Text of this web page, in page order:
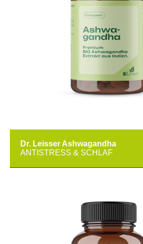
Dr. Leisser Ashwagandha
ANTISTRESS & SCHLAF